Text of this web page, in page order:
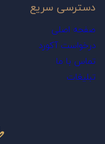
دسترسی سریع
صفحه اصلی
درخواست آکورد
تماس با ما
تبلیغات